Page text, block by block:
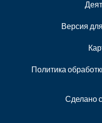
Версия
Политика
Сделано с